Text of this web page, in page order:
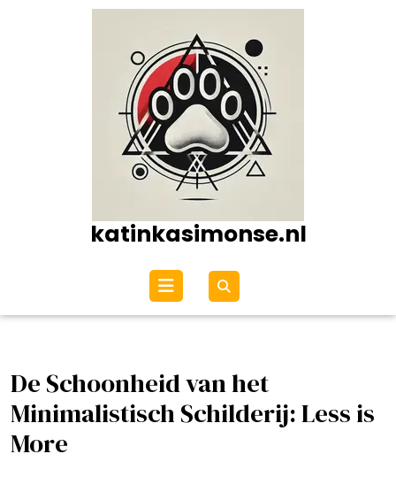
katinkasimonse.nl
Open
menu
De Schoonheid van het
Minimalistisch Schilderij: Less is
More